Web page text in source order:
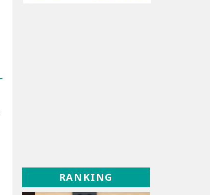
RANKING